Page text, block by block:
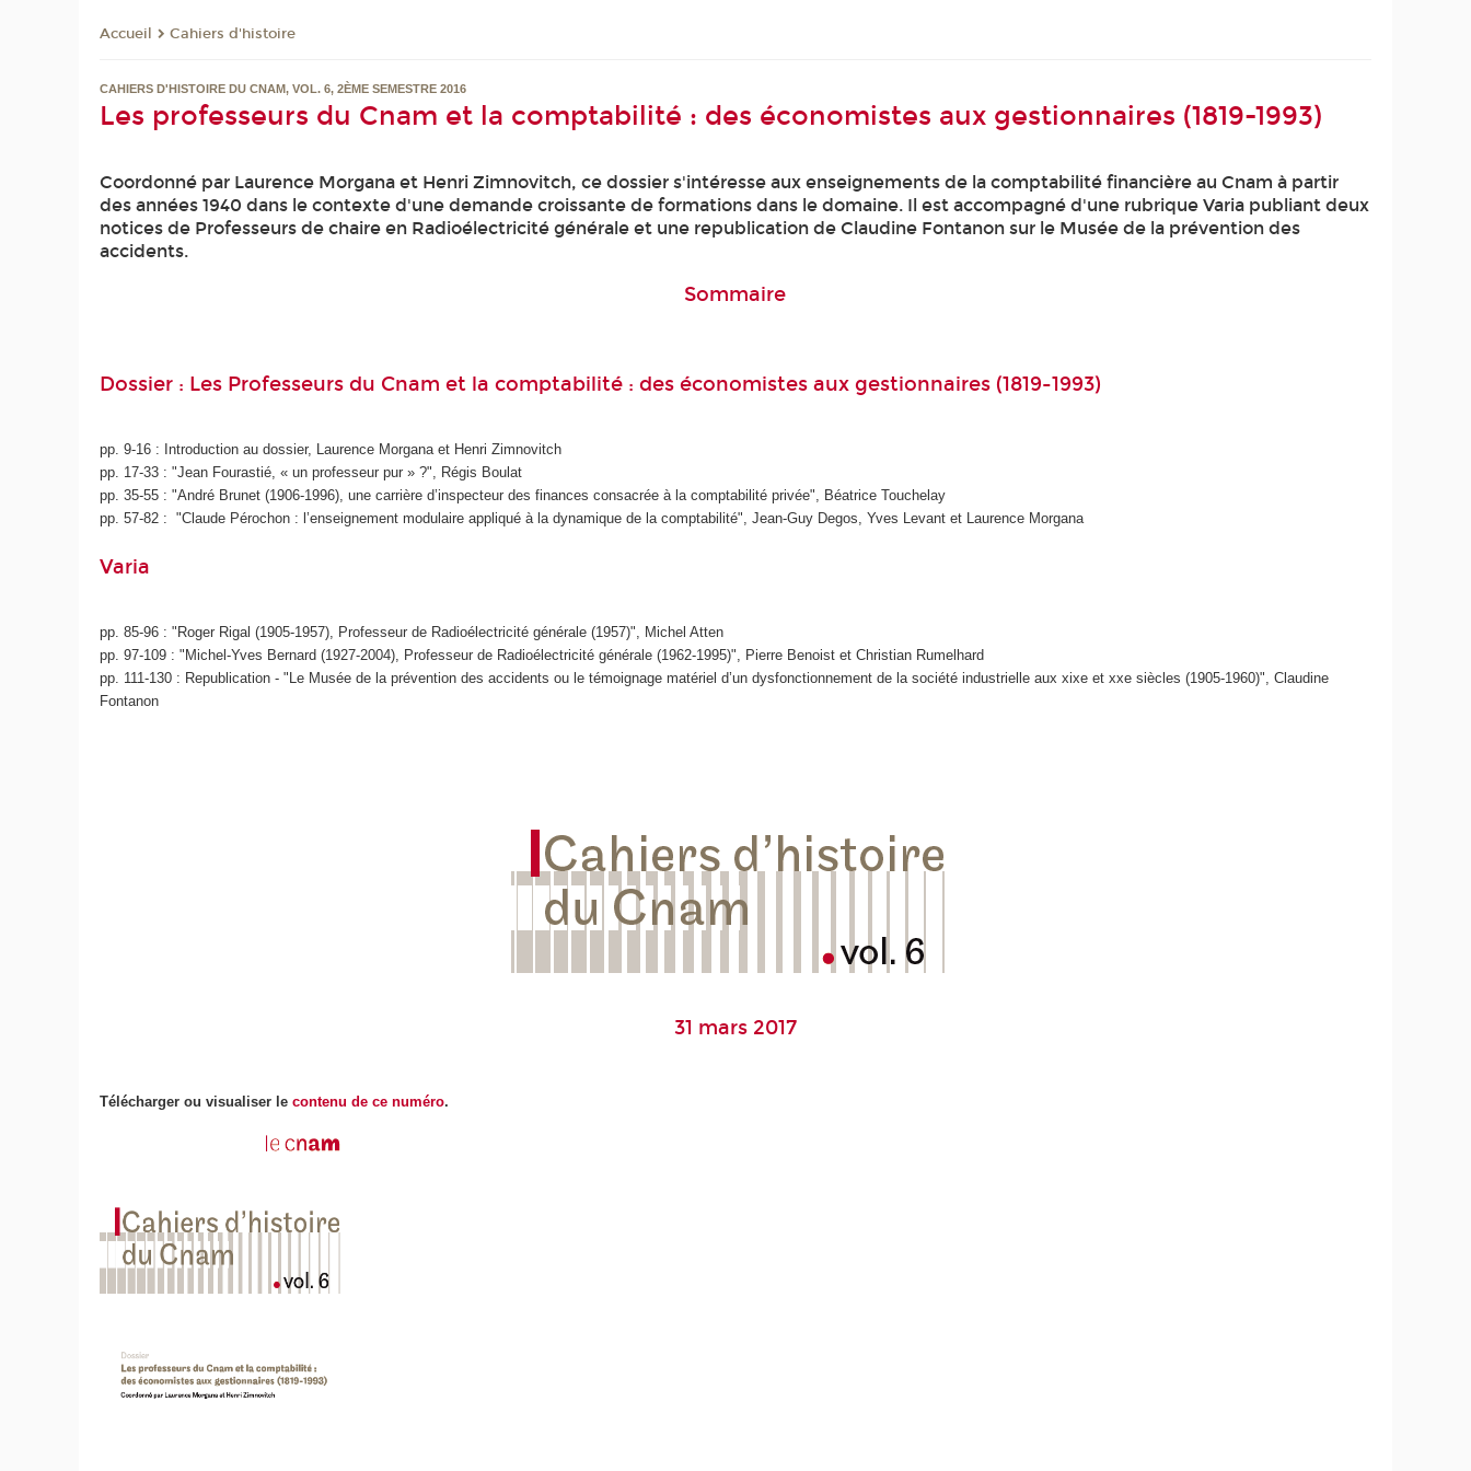
Accueil Cahiers d'histoire
CAHIERS D'HISTOIRE DU CNAM, VOL. 6, 2ÈME SEMESTRE 2016
Les professeurs du Cnam et la comptabilité : des économistes aux gestionnaires (1819-1993)
Coordonné par Laurence Morgana et Henri Zimnovitch, ce dossier s'intéresse aux enseignements de la comptabilité financière au Cnam à partir
des années 1940 dans le contexte d'une demande croissante de formations dans le domaine. Il est accompagné d'une rubrique Varia publiant deux
notices de Professeurs de chaire en Radioélectricité générale et une republication de Claudine Fontanon sur le Musée de la prévention des
accidents.
Sommaire
Dossier : Les Professeurs du Cnam et la comptabilité : des économistes aux gestionnaires (1819-1993)
pp. 9-16 : Introduction au dossier, Laurence Morgana et Henri Zimnovitch
pp. 17-33 : "Jean Fourastié, « un professeur pur » ?", Régis Boulat
pp. 35-55 : "André Brunet (1906-1996), une carrière d’inspecteur des finances consacrée à la comptabilité privée", Béatrice Touchelay
pp. 57-82 : "Claude Pérochon : l’enseignement modulaire appliqué à la dynamique de la comptabilité", Jean-Guy Degos, Yves Levant et Laurence Morgana
Varia
pp. 85-96 : "Roger Rigal (1905-1957), Professeur de Radioélectricité générale (1957)", Michel Atten
pp. 97-109 : "Michel-Yves Bernard (1927-2004), Professeur de Radioélectricité générale (1962-1995)", Pierre Benoist et Christian Rumelhard
pp. 111-130 : Republication - "Le Musée de la prévention des accidents ou le témoignage matériel d’un dysfonctionnement de la société industrielle aux xixe et xxe siècles (1905-1960)", Claudine
Fontanon
31 mars 2017
Télécharger ou visualiser lecontenu de ce numéro.